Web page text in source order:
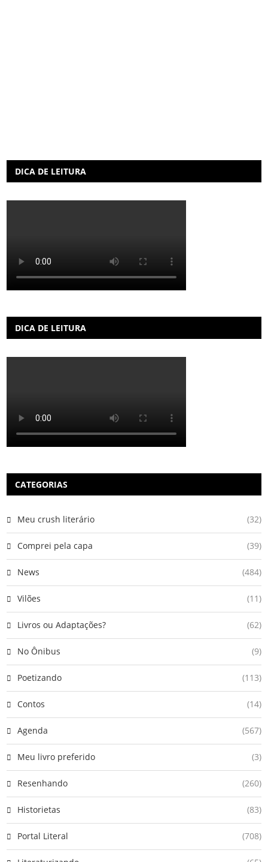
DICA DE LEITURA
DICA DE LEITURA
CATEGORIAS
Meu crush literário (32)
Comprei pela capa (39)
News (484)
Vilões (11)
Livros ou Adaptações? (62)
No Ônibus (9)
Poetizando (113)
Contos (14)
Agenda (567)
Meu livro preferido (3)
Resenhando (260)
Historietas (83)
Portal Literal (708)